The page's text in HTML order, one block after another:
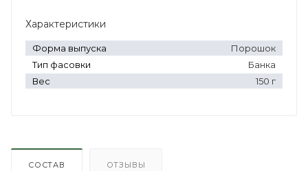
Характеристики
Форма выпуска
Порошок
Тип фасовки
Банка
Вес
150 г
СОСТАВ ОТЗЫВЫ